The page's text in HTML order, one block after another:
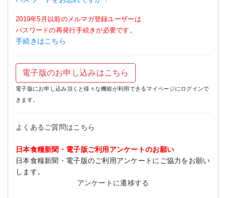
2019年5月以前のメルマガ登録ユーザーは
パスワードの再発行手続きが必要です。
手続きはこちら
電子版のお申し込みはこちら
電子版にお申し込み頂くと様々な機能が利用できるマイページにログインで
きます。
よくあるご質問はこちら
日本食糧新聞・電子版ご利用アンケートのお願い
日本食糧新聞・電子版のご利用アンケートにご協力をお願い
します。
アンケートに遷移する